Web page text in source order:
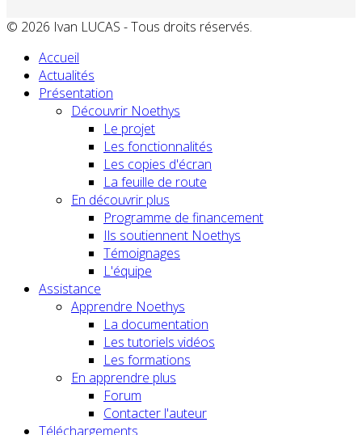
© 2026 Ivan LUCAS - Tous droits réservés.
Accueil
Actualités
Présentation
Découvrir Noethys
Le projet
Les fonctionnalités
Les copies d'écran
La feuille de route
En découvrir plus
Programme de financement
Ils soutiennent Noethys
Témoignages
L'équipe
Assistance
Apprendre Noethys
La documentation
Les tutoriels vidéos
Les formations
En apprendre plus
Forum
Contacter l'auteur
Téléchargements